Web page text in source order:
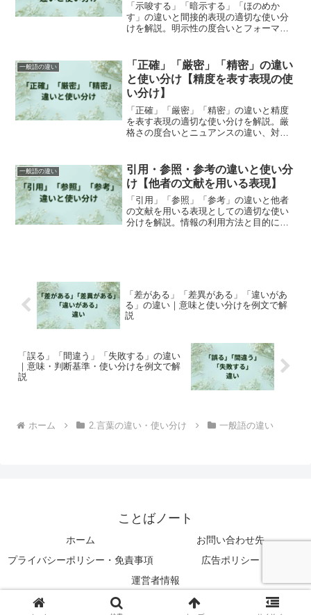
「示唆する」「暗示する」「ほのめか
す」の違いと間接的表現の適切な使い分
けを解説。明示性の度合いとフォーマル
一般語の違い
「正確」「厳密」「精密」の違い
と使い分け【精度を表す表現の使
い分け】
「正確」「厳密」「精密」の違いと精度
を表す表現の適切な使い分けを解説。厳
格さの度合いとニュアンスの違い、対象
一般語の違い
引用・参照・参考の違いと使い分
け【他者の文献を用いる表現】
「引用」「参照」「参考」の違いと他者
の文献を用いる表現としての適切な使い
分けを解説。情報の利用方法と目的によ
「差がある」「差異がある」「違いがあ
る」の違い｜意味と使い分けを例文で解
説
「誤る」「間違う」「失敗する」の違い
｜意味・判断基準・使い分けを例文で解
説
ホーム 2.言葉の違い・使い分け 一般語の違い
ことばノート
ホーム
お問い合わせ先
プライバシーポリシー・免責事項
広告ポリシー
運営者情報
© 2024 ことばノート.